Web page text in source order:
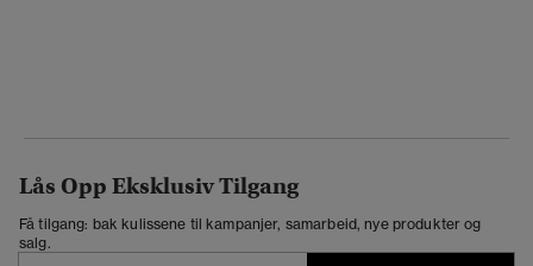
Lås Opp Eksklusiv Tilgang
Få tilgang: bak kulissene til kampanjer, samarbeid, nye produkter og
salg.